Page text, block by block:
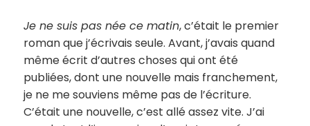
Je ne suis pas née ce matin, c’était le premier
roman que j’écrivais seule. Avant, j’avais quand
même écrit d’autres choses qui ont été
publiées, dont une nouvelle mais franchement,
je ne me souviens même pas de l’écriture.
C’était une nouvelle, c’est allé assez vite. J’ai